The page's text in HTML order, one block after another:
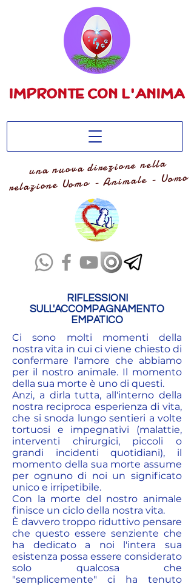
una nuova direzione nella
relazione Uomo - Animale - Uomo
RIFLESSIONI
SULL'ACCOMPAGNAMENTO
EMPATICO
Ci sono molti momenti della
nostra vita in cui ci viene chiesto di
confermare l'amore che abbiamo
per il nostro animale. Il momento
della sua morte è uno di questi.
Anzi, a dirla tutta, all'interno della
nostra reciproca esperienza di vita,
che si snoda lungo sentieri a volte
tortuosi e impegnativi (malattie,
interventi chirurgici, piccoli o
grandi incidenti quotidiani), il
momento della sua morte assume
per ognuno di noi un significato
unico e irripetibile.
Con la morte del nostro animale
finisce un ciclo della nostra vita.
È davvero troppo riduttivo pensare
che questo essere senziente che
ha dedicato a noi l'intera sua
esistenza possa essere considerato
solo qualcosa che
"semplicemente" ci ha tenuto